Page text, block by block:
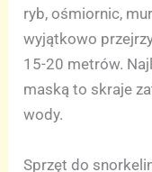
ryb, ośmiornic,
wyjątkowo
15-20 metrów.
maską to skraje
wody.
Sprzęt do